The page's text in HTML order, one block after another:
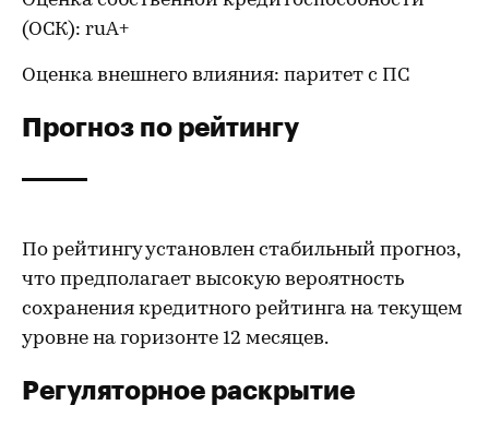
(ОСК): ruA+
Оценка внешнего влияния: паритет с ПС
Прогноз по рейтингу
По рейтингу установлен стабильный прогноз,
что предполагает высокую вероятность
сохранения кредитного рейтинга на текущем
уровне на горизонте 12 месяцев.
Регуляторное раскрытие